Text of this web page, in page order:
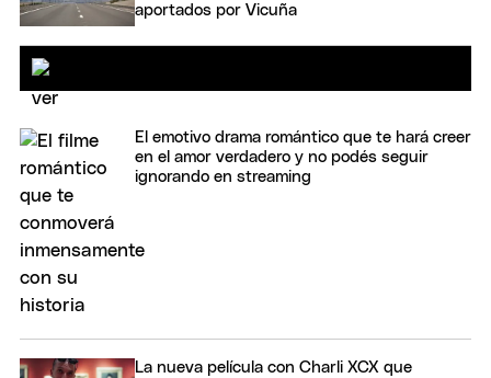
aportados por Vicuña
El emotivo drama romántico que te hará creer
en el amor verdadero y no podés seguir
ignorando en streaming
La nueva película con Charli XCX que